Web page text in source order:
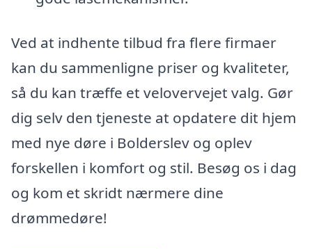
Ved at indhente tilbud fra flere firmaer
kan du sammenligne priser og kvaliteter,
så du kan træffe et velovervejet valg. Gør
dig selv den tjeneste at opdatere dit hjem
med nye døre i Bolderslev og oplev
forskellen i komfort og stil. Besøg os i dag
og kom et skridt nærmere dine
drømmedøre!